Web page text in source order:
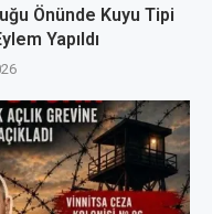
Önünde Kuyu Tipi
Yapıldı